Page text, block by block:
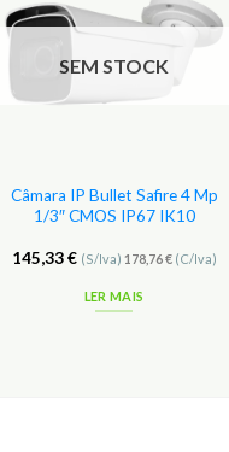
SEM STOCK
Câmara IP Bullet Safire 4 Mp
1/3″ CMOS IP67 IK10
145,33€ (S/Iva) 178,76€(C/Iva)
LER MAIS